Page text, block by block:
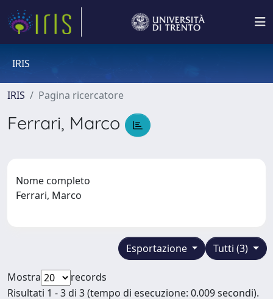
IRIS
IRIS Pagina ricercatore
Ferrari, Marco
Nome completo
Ferrari, Marco
Tutti (3)
Esportazione
Mostra
records
Risultati 1 - 3 di 3 (tempo di esecuzione: 0.009 secondi).